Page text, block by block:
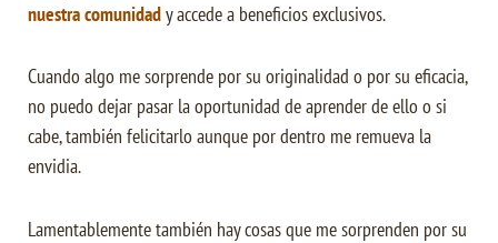
nuestra comunidady accede a beneficios exclusivos.
Cuando algo me sorprende por su originalidad o por su eficacia,
no puedo dejar pasar la oportunidad de aprender de ello o si
cabe, también felicitarlo aunque por dentro me remueva la
envidia.
Lamentablemente también hay cosas que me sorprenden por su